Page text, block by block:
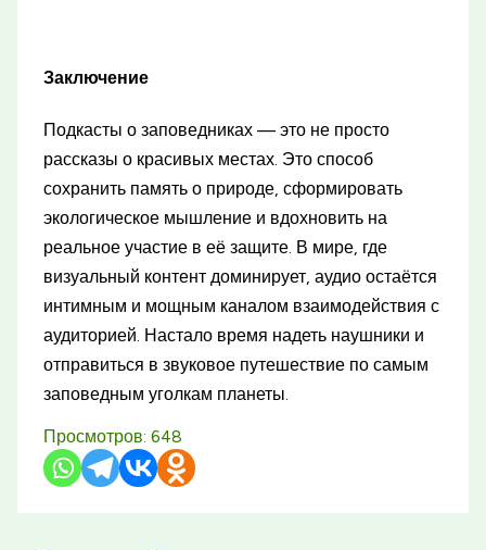
Заключение
Подкасты о заповедниках — это не просто
рассказы о красивых местах. Это способ
сохранить память о природе, сформировать
экологическое мышление и вдохновить на
реальное участие в её защите. В мире, где
визуальный контент доминирует, аудио остаётся
интимным и мощным каналом взаимодействия с
аудиторией. Настало время надеть наушники и
отправиться в звуковое путешествие по самым
заповедным уголкам планеты.
Просмотров: 648